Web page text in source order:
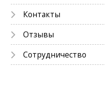
Контакты
Отзывы
Сотрудничество